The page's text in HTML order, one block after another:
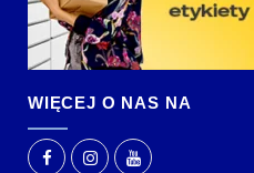
WIĘCEJ O NAS NA